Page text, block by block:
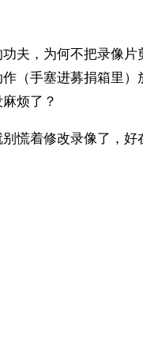
夫，为何不把录像
（手塞进募捐箱里
烦了？
慌着修改录像了，